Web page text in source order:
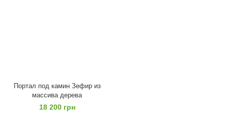
Портал под камин Зефир из
массива дерева
18 200 грн